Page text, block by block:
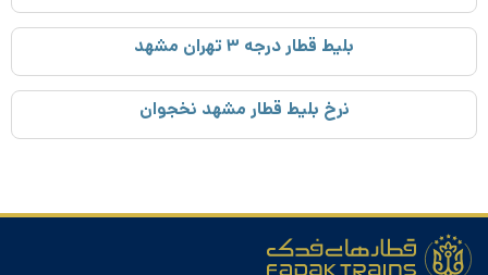
بلیط قطار درجه ۳ تهران مشهد
نرخ بلیط قطار مشهد نخجوان